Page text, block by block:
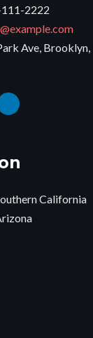
2222
Ave,
California